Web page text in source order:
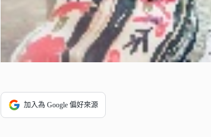
加入為 Google 偏好來源